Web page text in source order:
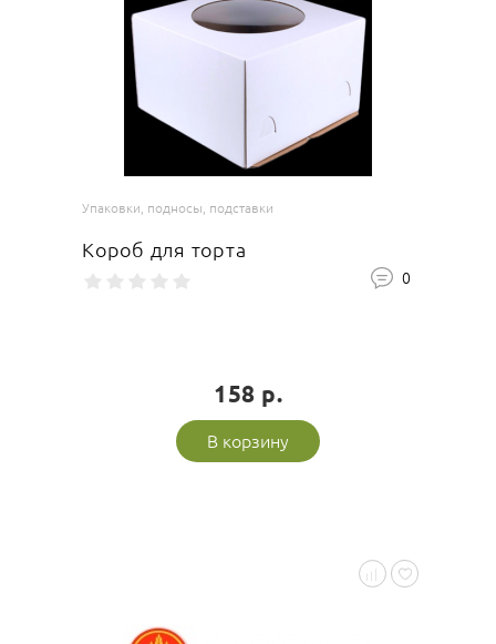
Упаковки, подносы, подставки
Короб для торта
0
158 р.
В корзину